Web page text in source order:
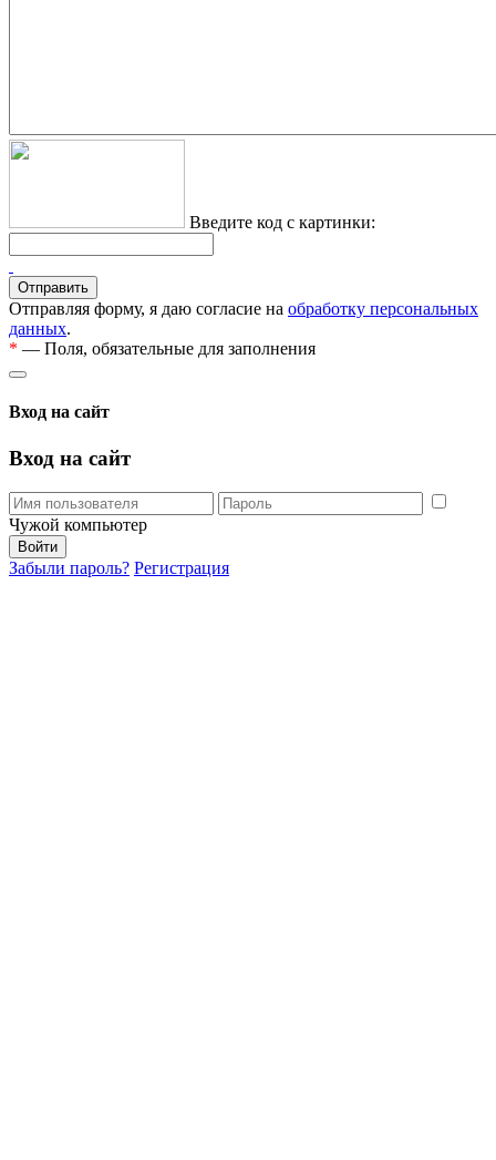
Введите код с картинки:
Отправляя форму, я даю согласие на обработку персональных
данных.
* — Поля, обязательные для заполнения
Вход на сайт
Вход на сайт
Чужой компьютер
Забыли пароль? Регистрация